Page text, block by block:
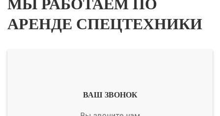
МЫ РАБОТАЕМ ПО
АРЕНДЕ СПЕЦТЕХНИКИ
ВАШ ЗВОНОК